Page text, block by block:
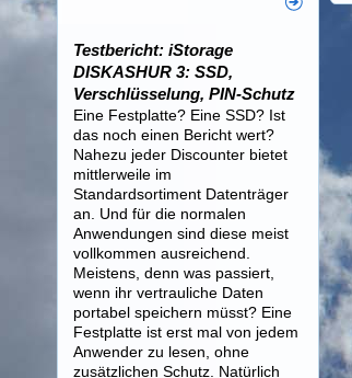
Testbericht: iStorage
DISKASHUR 3: SSD,
Verschlüsselung, PIN-Schutz
Eine Festplatte? Eine SSD? Ist
das noch einen Bericht wert?
Nahezu jeder Discounter bietet
mittlerweile im
Standardsortiment Datenträger
an. Und für die normalen
Anwendungen sind diese meist
vollkommen ausreichend.
Meistens, denn was passiert,
wenn ihr vertrauliche Daten
portabel speichern müsst? Eine
Festplatte ist erst mal von jedem
Anwender zu lesen, ohne
zusätzlichen Schutz. Natürlich